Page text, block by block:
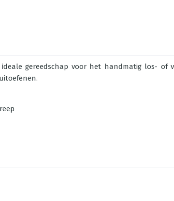
gereedschap voor het handmatig los-